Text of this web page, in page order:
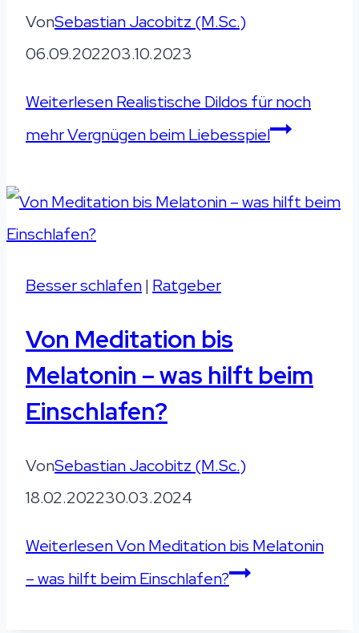
VonSebastian Jacobitz (M.Sc.)
06.09.202203.10.2023
WeiterlesenRealistische Dildos für noch
mehr Vergnügen beim Liebesspiel
Besser schlafen| Ratgeber
Von Meditation bis
Melatonin – was hilft beim
Einschlafen?
VonSebastian Jacobitz (M.Sc.)
18.02.202230.03.2024
WeiterlesenVon Meditation bis Melatonin
– was hilft beim Einschlafen?